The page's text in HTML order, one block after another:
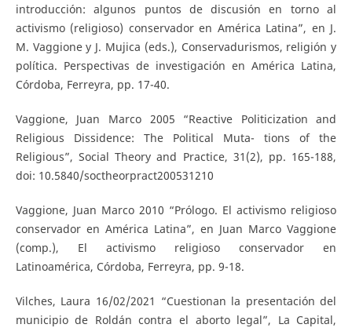
introducción: algunos puntos de discusión en torno al
activismo (religioso) conservador en América Latina”, en J.
M. Vaggione y J. Mujica (eds.), Conservadurismos, religión y
política. Perspectivas de investigación en América Latina,
Córdoba, Ferreyra, pp. 17-40.
Vaggione, Juan Marco 2005 “Reactive Politicization and
Religious Dissidence: The Political Muta- tions of the
Religious”, Social Theory and Practice, 31(2), pp. 165-188,
doi: 10.5840/soctheorpract200531210
Vaggione, Juan Marco 2010 “Prólogo. El activismo religioso
conservador en América Latina”, en Juan Marco Vaggione
(comp.), El activismo religioso conservador en
Latinoamérica, Córdoba, Ferreyra, pp. 9-18.
Vilches, Laura 16/02/2021 “Cuestionan la presentación del
municipio de Roldán contra el aborto legal”, La Capital,